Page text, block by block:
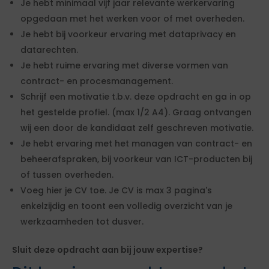
Je hebt minimaal vijf jaar relevante werkervaring
opgedaan met het werken voor of met overheden.
Je hebt bij voorkeur ervaring met dataprivacy en
datarechten.
Je hebt ruime ervaring met diverse vormen van
contract- en procesmanagement.
Schrijf een motivatie t.b.v. deze opdracht en ga in op
het gestelde profiel. (max 1/2 A4). Graag ontvangen
wij een door de kandidaat zelf geschreven motivatie.
Je hebt ervaring met het managen van contract- en
beheerafspraken, bij voorkeur van ICT-producten bij
of tussen overheden.
Voeg hier je CV toe. Je CV is max 3 pagina's
enkelzijdig en toont een volledig overzicht van je
werkzaamheden tot dusver.
Sluit deze opdracht aan bij jouw expertise?